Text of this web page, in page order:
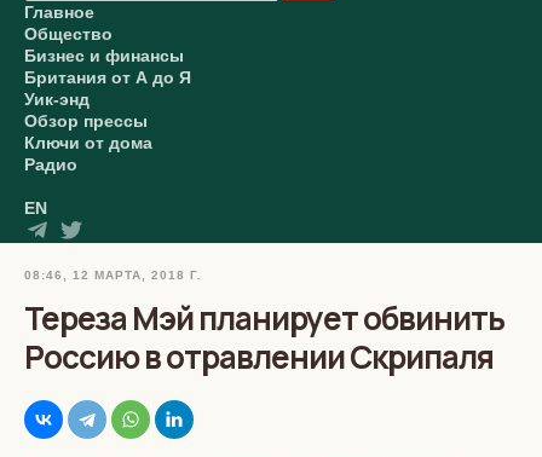
Главное
Общество
Бизнес и финансы
Британия от А до Я
Уик-энд
Обзор прессы
Ключи от дома
Радио
EN
08:46, 12 МАРТА, 2018 Г.
Тереза Мэй планирует обвинить
Россию в отравлении Скрипаля